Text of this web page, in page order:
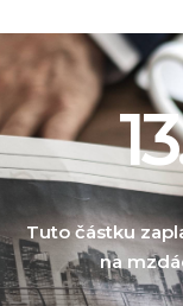
Tuto částku
na